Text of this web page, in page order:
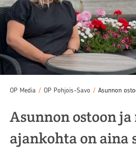
OP Media / OP Pohjois-Savo /
Asunnon ostoon
ajankohta on aina